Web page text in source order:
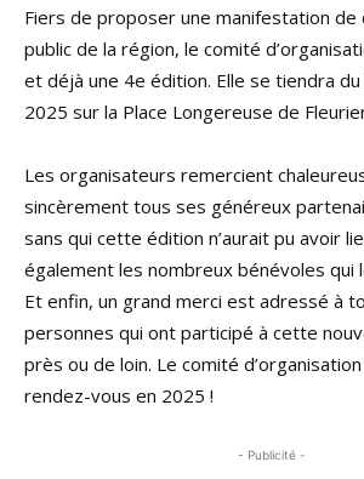
Fiers de proposer une manifestation de
public de la région, le comité
et déjà une 4e édition. Elle se tiendra
2025 sur la Place Longereuse de
Les organisateurs remercient
sincèrement tous ses généreux
sans qui cette édition n’aurait pu avoir
également les nombreux bénévoles qui
Et enfin, un grand merci est adressé à
personnes qui ont participé à cette
près ou de loin. Le comité
rendez-vous en 2025 !
- Publicité -